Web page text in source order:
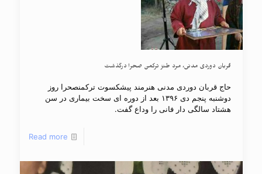
قربان دوردی مدنی، مرد طنز ترکمن صحرا درگذشت
حاج قربان دوردی مدنی هنرمند پیشکسوت ترکمن​صحرا روز
دوشنبه پنجم دی ۱۳۹۶ بعد از دوره ای سخت بیماری در سن
هشتاد سالگی دار فانی را وداع گفت.
Read more